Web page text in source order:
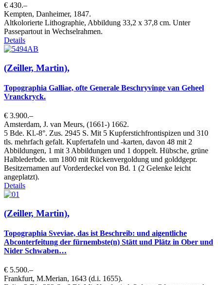
€ 430.–
Kempten, Danheimer, 1847.
Altkolorierte Lithographie, Abbildung 33,2 x 37,8 cm. Unter
Passepartout in Wechselrahmen.
Details
(Zeiller, Martin),
Topographia Galliae, ofte Generale Beschryvinge van Geheel
Vranckryck.
€ 3.900.–
Amsterdam, J. van Meurs, (1661-) 1662.
5 Bde. Kl.-8°. Zus. 2945 S. Mit 5 Kupferstichfrontispizen und 310
tls. mehrfach gefalt. Kupfertafeln und -karten, davon 48 mit 2
Abbildungen, 1 mit 3 Abbildungen und 1 doppelt. Hübsche, grüne
Halblederbde. um 1800 mit Rückenvergoldung und golddgepr.
Besitzernamen auf Vorderdeckel von Bd. 1 (2 Gelenke leicht
angeplatzt).
Details
(Zeiller, Martin),
Topographia Sveviae, das ist Beschreib: und aigentliche
Abconterfeitung der fürnembste(n) Stätt und Plätz in Ober und
Nider Schwaben…
€ 5.500.–
Frankfurt, M.Merian, 1643 (d.i. 1655).